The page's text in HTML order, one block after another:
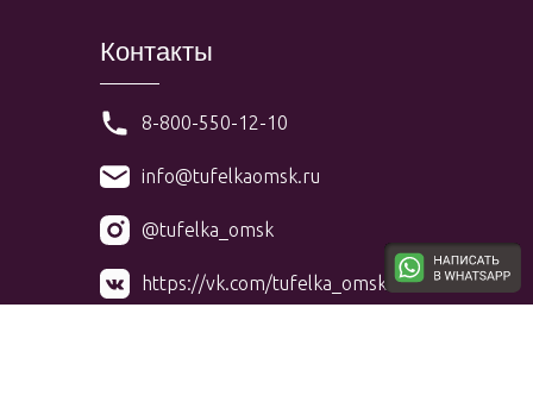
Контакты
@tufelka_omsk
https://vk.com/tufelka_omsk
8-800-550-12-10
info@tufelkaomsk.ru